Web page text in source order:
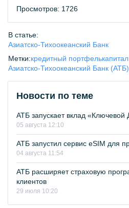
Просмотров: 1726
В статье:
Азиатско-Тихоокеанский Банк
Метки:кредитный портфель
Азиатско-Тихоокеанский Банк (АТБ)
Новости по теме
АТБ запускает вклад «Ключевой
05 августа 12:10
АТБ запустил сервис eSIM для
04 августа 11:54
АТБ расширяет страховую
клиентов
29 июля 10:20